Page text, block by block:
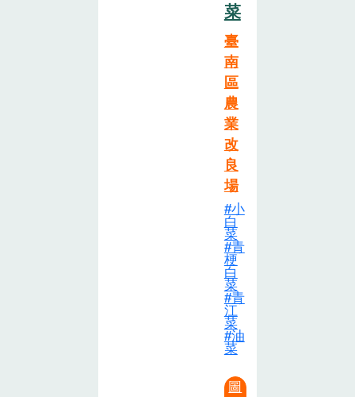
菜
臺
南
區
農
業
改
良
場
小
白
菜
青
梗
白
菜
青
江
菜
油
菜
圖